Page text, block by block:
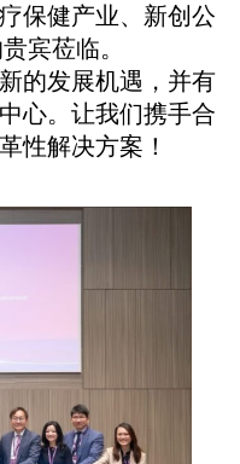
保健产业、新创公
宾莅临。
的发展机遇，并有
心。让我们携手合
性解决方案！